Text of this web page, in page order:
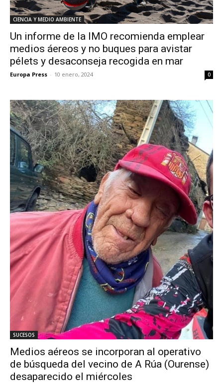
CIENCIA Y MEDIO AMBIENTE
Un informe de la IMO recomienda emplear
medios áereos y no buques para avistar
pélets y desaconseja recogida en mar
Europa Press - 10 enero, 2024 0
SUCESOS
Medios aéreos se incorporan al operativo
de búsqueda del vecino de A Rúa (Ourense)
desaparecido el miércoles